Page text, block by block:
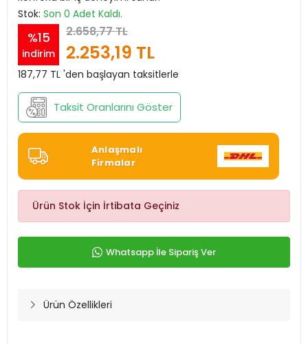
Stok: Son 0 Adet Kaldı.
%15
indirim
2.658,77 TL
2.253,19 TL
187,77 TL 'den başlayan taksitlerle
Taksit Oranlarını Göster
Anlaşmalı
Firmalar
Ürün Stok İçin İrtibata Geçiniz
Whatsapp İle Sipariş Ver
Ürün Özellikleri